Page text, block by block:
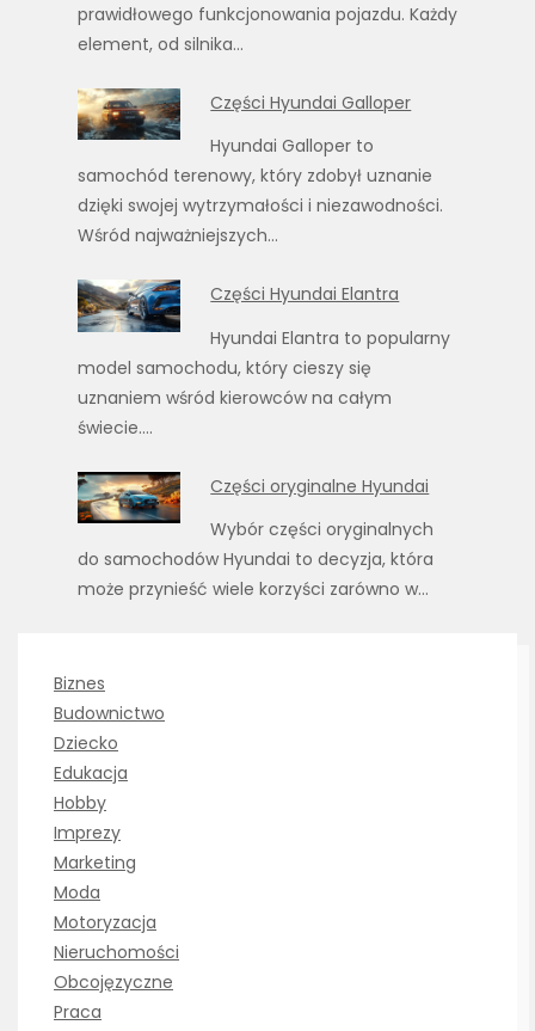
prawidłowego funkcjonowania pojazdu. Każdy
element, od silnika…
Części Hyundai Galloper
Hyundai Galloper to
samochód terenowy, który zdobył uznanie
dzięki swojej wytrzymałości i niezawodności.
Wśród najważniejszych…
Części Hyundai Elantra
Hyundai Elantra to popularny
model samochodu, który cieszy się
uznaniem wśród kierowców na całym
świecie.…
Części oryginalne Hyundai
Wybór części oryginalnych
do samochodów Hyundai to decyzja, która
może przynieść wiele korzyści zarówno w…
Biznes
Budownictwo
Dziecko
Edukacja
Hobby
Imprezy
Marketing
Moda
Motoryzacja
Nieruchomości
Obcojęzyczne
Praca